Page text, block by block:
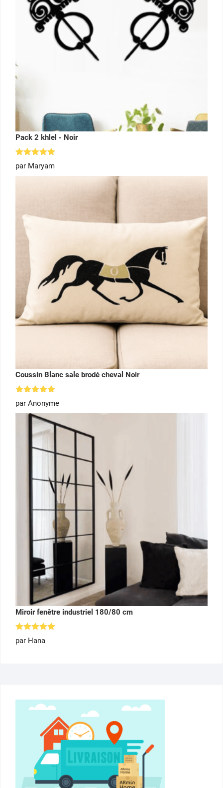
Pack 2 khlel - Noir
Note
sur 5
par Maryam
Coussin Blanc sale brodé cheval Noir
Note
sur 5
par Anonyme
Miroir fenêtre industriel 180/80 cm
Note
sur 5
par Hana